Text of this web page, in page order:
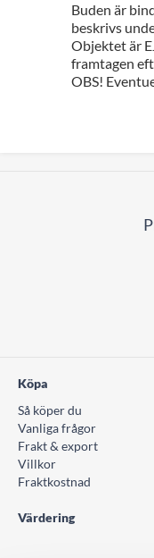
Buden är
beskrivs
Objektet är
framtagen
OBS!
Köpa
Så köper du
Vanliga frågor
Frakt & export
Villkor
Fraktkostnad
Värdering